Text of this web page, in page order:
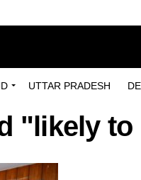
UTTAR PRADESH
"likely